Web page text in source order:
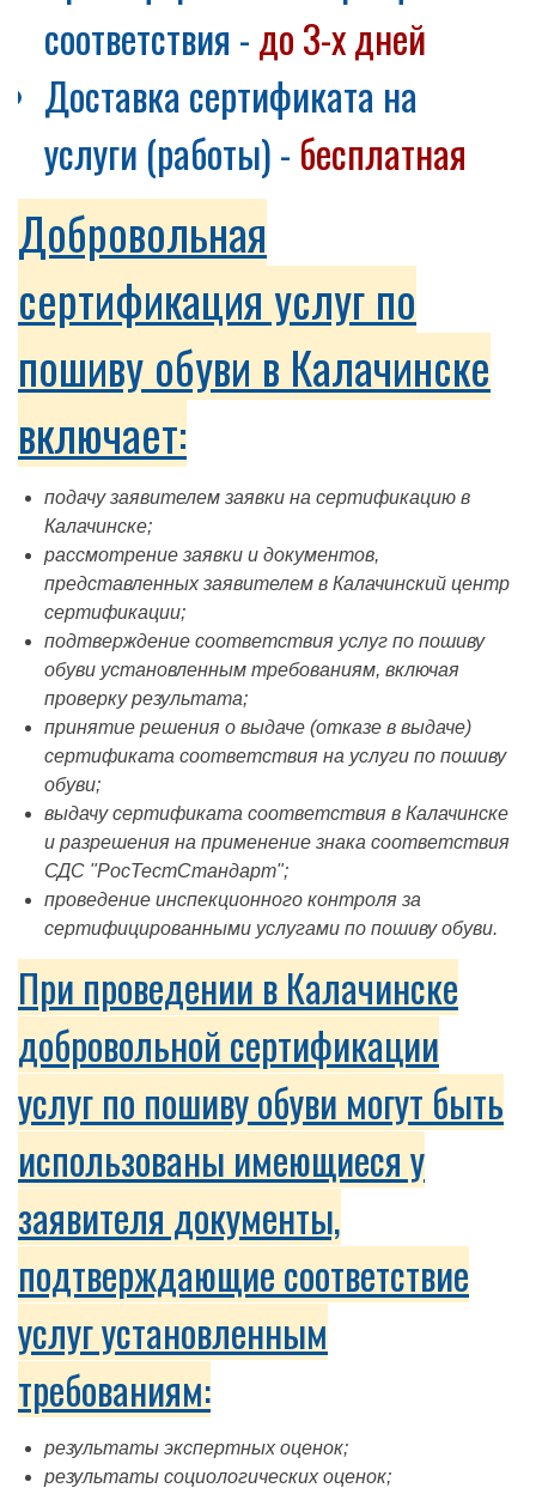
соответствия -до 3-х дней
Доставка сертификата на
услуги (работы) - бесплатная
Добровольная
сертификация услуг по
пошиву обуви в Калачинске
включает:
подачу заявителем заявки на сертификацию в
Калачинске;
рассмотрение заявки и документов,
представленных заявителем в Калачинский центр
сертификации;
подтверждение соответствия услуг по пошиву
обуви установленным требованиям, включая
проверку результата;
принятие решения о выдаче (отказе в выдаче)
сертификата соответствия на услуги по пошиву
обуви;
выдачу сертификата соответствия в Калачинске
и разрешения на применение знака соответствия
СДС "РосТестСтандарт";
проведение инспекционного контроля за
сертифицированными услугами по пошиву обуви.
При проведении в Калачинске
добровольной сертификации
услуг по пошиву обуви могут быть
использованы имеющиеся у
заявителя документы,
подтверждающие соответствие
услуг установленным
требованиям:
результаты экспертных оценок;
результаты социологических оценок;